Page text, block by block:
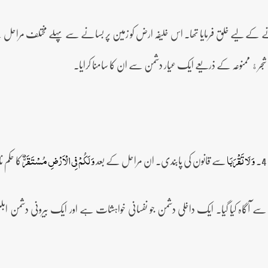
بسانے کے لیے خلق فرمایا تھا۔ اس خلیفہ ارض کو زمین پر بسانے سے پہلے مختلف
ممنوعہ کے ذریعے ایک عیار دشمن سے ان کا سامنا کرایا۔
وَ لَا تَقۡرَبَاسے قانون کی پابندی۔ ان مراحل کے بعدوَ لَکُمۡ فِی الۡاَرۡضِ مُسۡتَقَرٌّکا
کیا گیا۔ ایک داخلی دشمن جو نفسانی خواہشات ہے اور ایک بیرونی دشمن